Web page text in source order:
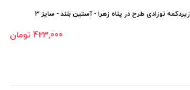
زیردکمه نوزادی طرح در پناه زهرا - آستین بلند - سایز 3
423٬000 تومان